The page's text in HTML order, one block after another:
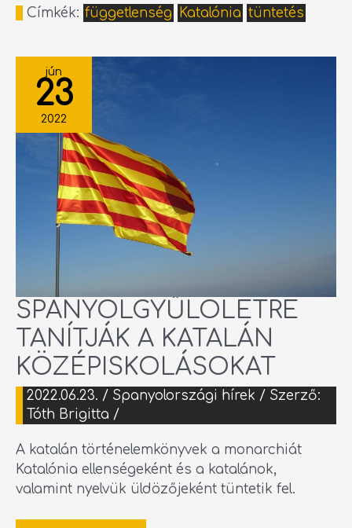
Címkék: függetlenség Katalónia tüntetés
jún
23
2022
SPANYOLGYŰLÖLETRE
TANÍTJÁK A KATALÁN
KÖZÉPISKOLÁSOKAT
2022.06.23. / Spanyolországi hírek / Szerző:
Tóth Brigitta /
A katalán történelemkönyvek a monarchiát
Katalónia ellenségeként és a katalánok,
valamint nyelvük üldözőjeként tüntetik fel.
SPANYOLGYŰLÖLETRE
TANÍTJÁK
A
KATALÁN
KÖZÉPISKOLÁSOKAT